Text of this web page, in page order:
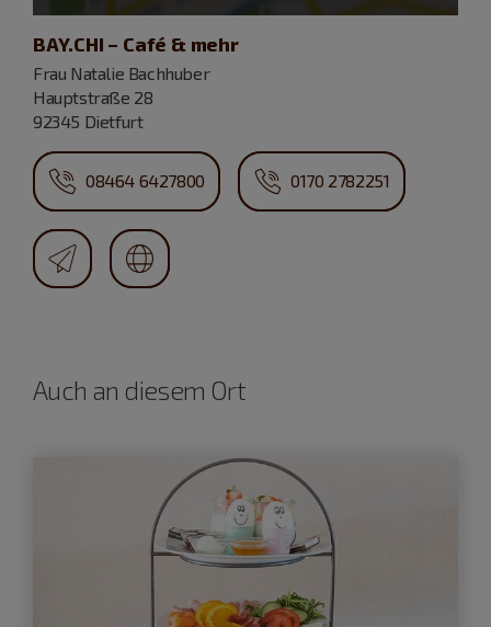
BAY.CHI – Café & mehr
Frau Natalie Bachhuber
Hauptstraße 28
92345 Dietfurt
08464 6427800 0170 2782251
Auch an diesem Ort